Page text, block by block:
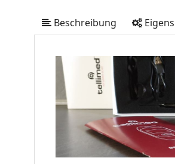
Beschreibung